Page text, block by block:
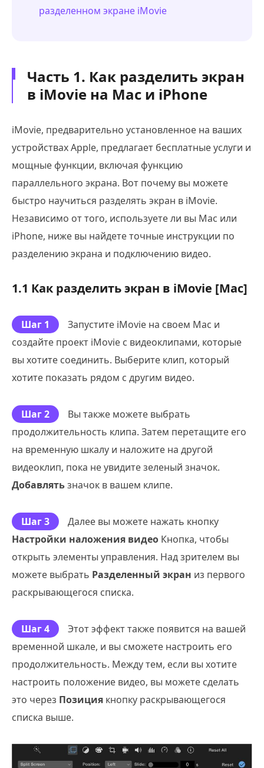
разделенном экране iMovie
Часть 1. Как разделить экран
в iMovie на Mac и iPhone
iMovie, предварительно установленное на ваших
устройствах Apple, предлагает бесплатные услуги и
мощные функции, включая функцию
параллельного экрана. Вот почему вы можете
быстро научиться разделять экран в iMovie.
Независимо от того, используете ли вы Mac или
iPhone, ниже вы найдете точные инструкции по
разделению экрана и подключению видео.
1.1 Как разделить экран в iMovie [Mac]
Шаг 1
Запустите iMovie на своем Mac и
создайте проект iMovie с видеоклипами, которые
вы хотите соединить. Выберите клип, который
хотите показать рядом с другим видео.
Шаг 2
Вы также можете выбрать
продолжительность клипа. Затем перетащите его
на временную шкалу и наложите на другой
видеоклип, пока не увидите зеленый значок.
Добавлятьзначок в вашем клипе.
Шаг 3
Далее вы можете нажать кнопку
Настройки наложения видео Кнопка, чтобы
открыть элементы управления. Над зрителем вы
можете выбрать Разделенный экран из первого
раскрывающегося списка.
Шаг 4
Этот эффект также появится на вашей
временной шкале, и вы сможете настроить его
продолжительность. Между тем, если вы хотите
настроить положение видео, вы можете сделать
это через Позиция кнопку раскрывающегося
списка выше.